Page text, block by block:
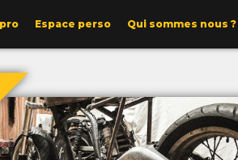
Espace perso Qui sommes nous ?